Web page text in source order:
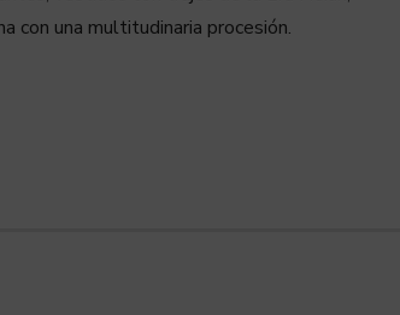
con una multitudinaria procesión.